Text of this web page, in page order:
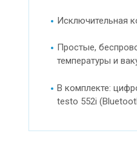
Исключительная
Простые,
температуры и
В комплекте:
testo 552i